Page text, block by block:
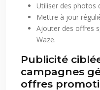
Utiliser des photos
Mettre à jour
Ajouter des offres
Waze.
Publicité
campagnes
offres